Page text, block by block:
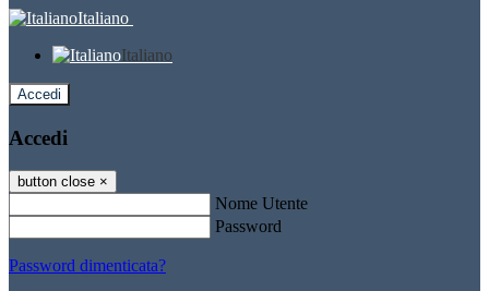
Italiano
Italiano
Accedi
Accedi
button close ×
Nome Utente
Password
Password dimenticata?